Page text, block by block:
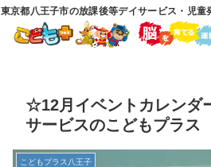
東京都八王子市の放課後等デイサービス・児
☆12月イベントカレンダ
サービスのこどもプラス
こどもプラス八王子